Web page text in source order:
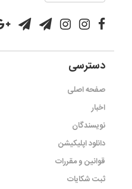
دسترسی
صفحه اصلی
اخبار
نویسندگان
دانلود اپلیکیشن
قوانین و مقررات
ثبت شکایات